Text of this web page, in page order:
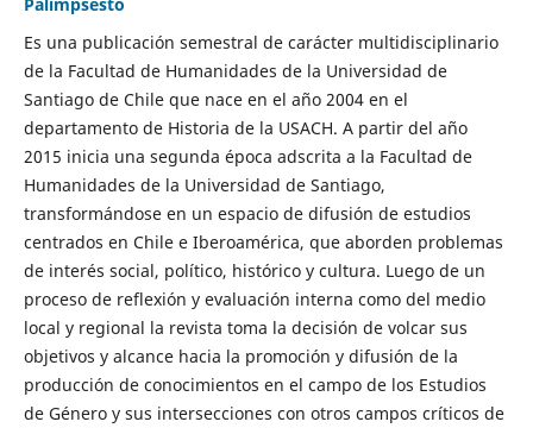
Es una publicación semestral de carácter multidisciplinario
de la Facultad de Humanidades de la Universidad de
Santiago de Chile que nace en el año 2004 en el
departamento de Historia de la USACH. A partir del año
2015 inicia una segunda época adscrita a la Facultad de
Humanidades de la Universidad de Santiago,
transformándose en un espacio de difusión de estudios
centrados en Chile e Iberoamérica, que aborden problemas
de interés social, político, histórico y cultura. Luego de un
proceso de reflexión y evaluación interna como del medio
local y regional la revista toma la decisión de volcar sus
objetivos y alcance hacia la promoción y difusión de la
producción de conocimientos en el campo de los Estudios
de Género y sus intersecciones con otros campos críticos de